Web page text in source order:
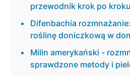
przewodnik krok po kroku
Difenbachia
roślinę doniczkową w
Milin amerykański -
sprawdzone metody i